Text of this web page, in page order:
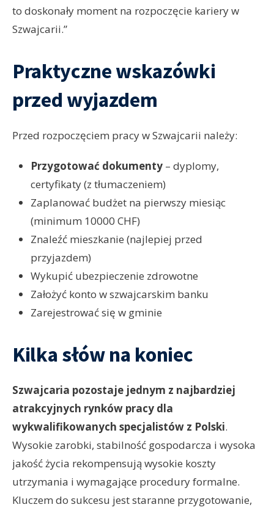
to doskonały moment na rozpoczęcie kariery w
Szwajcarii.”
Praktyczne wskazówki
przed wyjazdem
Przed rozpoczęciem pracy w Szwajcarii należy:
Przygotować dokumenty – dyplomy,
certyfikaty (z tłumaczeniem)
Zaplanować budżet na pierwszy miesiąc
(minimum 10000 CHF)
Znaleźć mieszkanie (najlepiej przed
przyjazdem)
Wykupić ubezpieczenie zdrowotne
Założyć konto w szwajcarskim banku
Zarejestrować się w gminie
Kilka słów na koniec
Szwajcaria pozostaje jednym z najbardziej
atrakcyjnych rynków pracy dla
wykwalifikowanych specjalistów z Polski.
Wysokie zarobki, stabilność gospodarcza i wysoka
jakość życia rekompensują wysokie koszty
utrzymania i wymagające procedury formalne.
Kluczem do sukcesu jest staranne przygotowanie,